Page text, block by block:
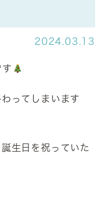
2024.03.13
ってしまいます
生日を祝っていた